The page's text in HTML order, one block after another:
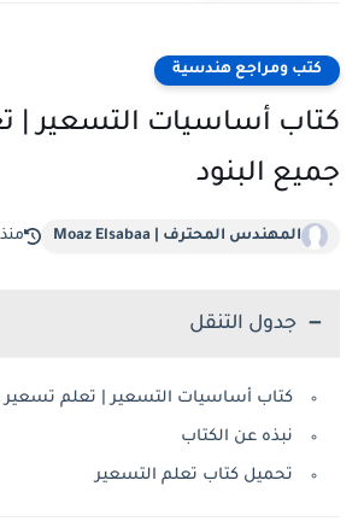
كتب ومراجع هندسية
كتاب أساسيات التسعير |
جميع البنود
المهندس المحترف | Moaz Elsabaa
جدول التنقل
كتاب أساسيات التسعير | تعلم تسعير
نبذه عن الكتاب
تحميل كتاب تعلم التسعير